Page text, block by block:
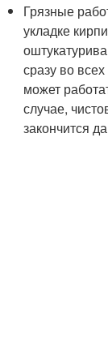
Грязные
укладке
сразу во
может
случае,
закончится